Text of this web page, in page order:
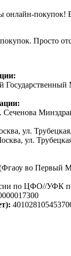
покупок!
Просто
ул.
ул.
во Первый
по ЦФО//УФК